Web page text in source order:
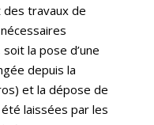
travaux de
la pose d’une
depuis la
et la dépose de
laissées par les